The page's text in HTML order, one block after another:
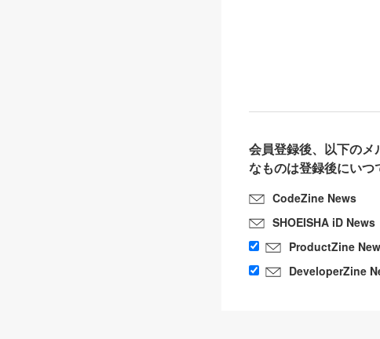
会員登録後、以下の
なものは登録後にいつ
CodeZine News
SHOEISHA iD News
ProductZine
DeveloperZine